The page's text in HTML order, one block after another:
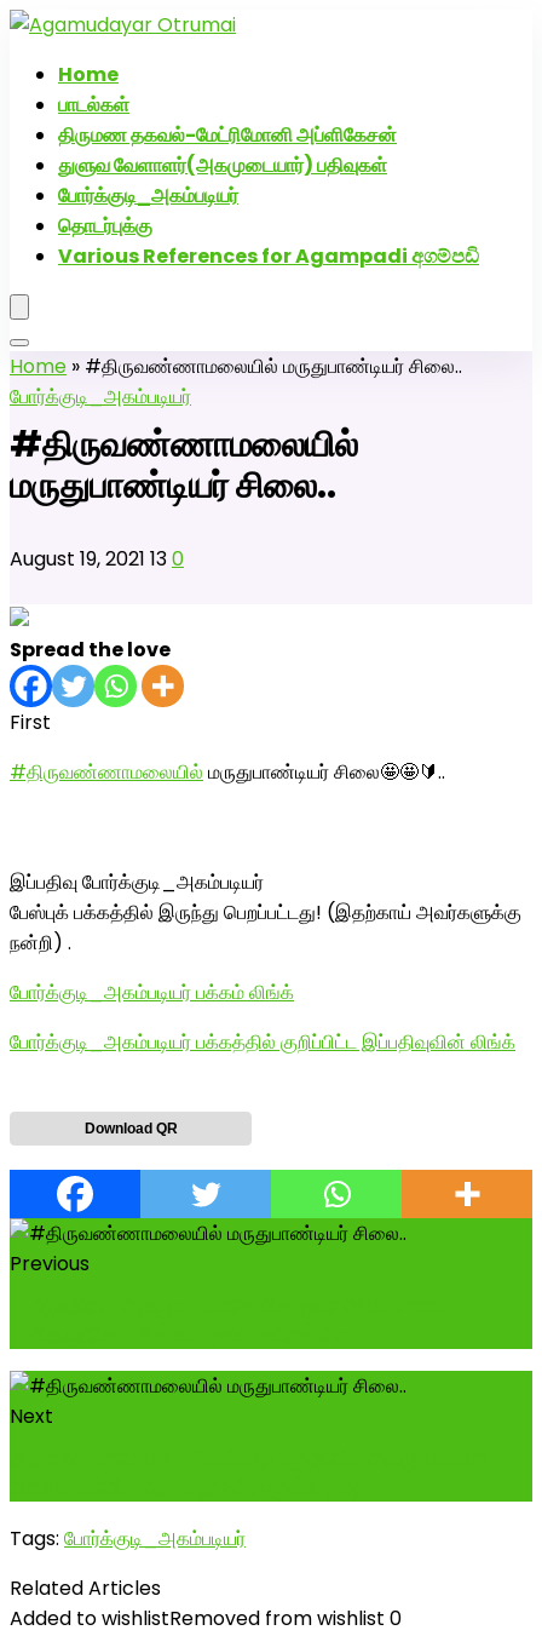
Home
பாடல்கள்
திருமண தகவல்-மேட்ரிமோனி அப்ளிகேசன்
துளுவ வேளாளர்(அகமுடையார்) பதிவுகள்
போர்க்குடி_அகம்படியர்
தொடர்புக்கு
Various References for Agampadi අගම්පඩි
Home » #திருவண்ணாமலையில் மருதுபாண்டியர் சிலை..
போர்க்குடி_அகம்படியர்
#திருவண்ணாமலையில்
மருதுபாண்டியர் சிலை..
August 19, 2021 130
Spread the love
First
#திருவண்ணாமலையில் மருதுபாண்டியர் சிலை🤩🤩🔰..
இப்பதிவு போர்க்குடி_அகம்படியர்
பேஸ்புக் பக்கத்தில் இருந்து பெறப்பட்டது! (இதற்காய் அவர்களுக்கு
நன்றி) .
போர்க்குடி_அகம்படியர் பக்கம் லிங்க்
போர்க்குடி_அகம்படியர் பக்கத்தில் குறிப்பிட்ட இப்பதிவுவின் லிங்க்
Download QR
Previous
Next
Tags: போர்க்குடி_அகம்படியர்
Related Articles
Added to wishlistRemoved from wishlist 0
அகமுடையார் திருமண வரன்களுக்கு அகமுடையார்மேட்ரி-